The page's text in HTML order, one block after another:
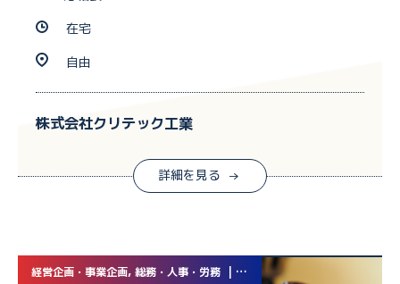
在宅
自由
株式会社クリテック工業
詳細を見る
経営企画・事業企画, 総務・人事・労務 | 業務委託